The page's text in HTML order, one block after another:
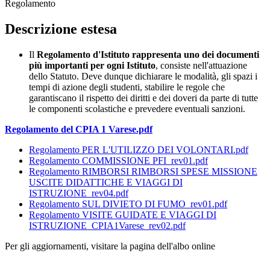
Regolamento
Descrizione estesa
Il Regolamento d'Istituto rappresenta uno dei documenti
più importanti per ogni Istituto, consiste nell'attuazione
dello Statuto. Deve dunque dichiarare le modalità, gli spazi i
tempi di azione degli studenti, stabilire le regole che
garantiscano il rispetto dei diritti e dei doveri da parte di tutte
le componenti scolastiche e prevedere eventuali sanzioni.
Regolamento del CPIA 1 Varese.pdf
Regolamento PER L'UTILIZZO DEI VOLONTARI.pdf
Regolamento COMMISSIONE PFI_rev01.pdf
Regolamento RIMBORSI RIMBORSI SPESE MISSIONE
USCITE DIDATTICHE E VIAGGI DI
ISTRUZIONE_rev04.pdf
Regolamento SUL DIVIETO DI FUMO_rev01.pdf
Regolamento VISITE GUIDATE E VIAGGI DI
ISTRUZIONE_ CPIA1Varese_rev02.pdf
Per gli aggiornamenti, visitare la pagina dell'albo online